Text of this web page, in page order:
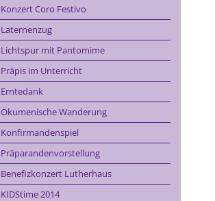
Konzert Coro Festivo
Laternenzug
Lichtspur mit Pantomime
Präpis im Unterricht
Erntedank
Ökumenische Wanderung
Konfirmandenspiel
Präparandenvorstellung
Benefizkonzert Lutherhaus
KIDStime 2014